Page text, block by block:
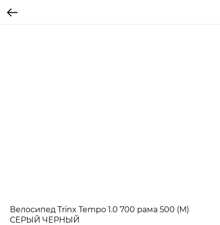
Велосипед Trinx Tempo 1.0 700 рама 500 (M)
СЕРЫЙ ЧЕРНЫЙ